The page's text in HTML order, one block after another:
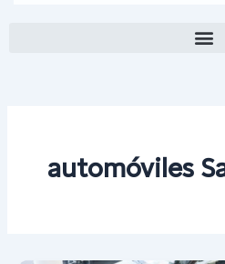
automóviles